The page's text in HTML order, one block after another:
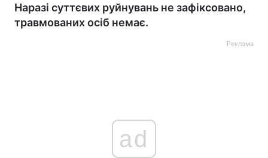
Наразі суттєвих руйнувань не зафіксовано,
травмованих осіб немає.
Реклама
ad